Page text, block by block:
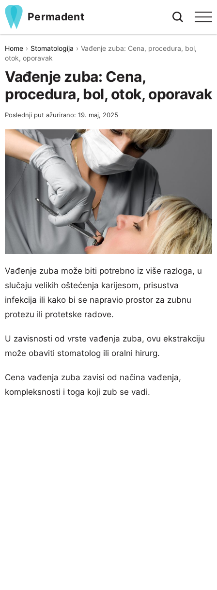
Permadent
Home Stomatologija
Vađenje zuba: Cena, procedura, bol,
otok, oporavak
Vađenje zuba: Cena,
procedura, bol, otok, oporavak
Poslednji put ažurirano: 19. maj, 2025
Vađenje zuba može biti potrebno iz više razloga, u
slučaju velikih oštećenja karijesom, prisustva
infekcija ili kako bi se napravio prostor za zubnu
protezu ili protetske radove.
U zavisnosti od vrste vađenja zuba, ovu ekstrakciju
može obaviti stomatolog ili oralni hirurg.
Cena vađenja zuba zavisi od načina vađenja,
kompleksnosti i toga koji zub se vadi.